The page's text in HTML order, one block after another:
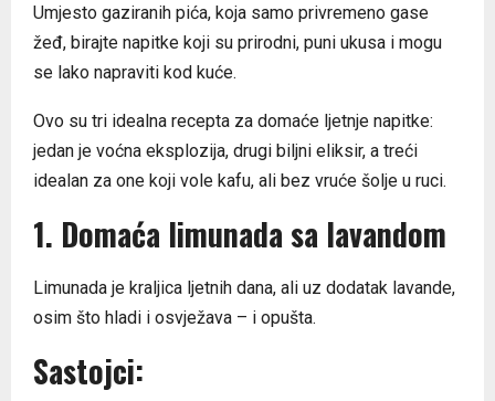
Umjesto gaziranih pića, koja samo privremeno gase
žeđ, birajte napitke koji su prirodni, puni ukusa i mogu
se lako napraviti kod kuće.
Ovo su tri idealna recepta za domaće ljetnje napitke:
jedan je voćna eksplozija, drugi biljni eliksir, a treći
idealan za one koji vole kafu, ali bez vruće šolje u ruci.
1. Domaća limunada sa lavandom
Limunada je kraljica ljetnih dana, ali uz dodatak lavande,
osim što hladi i osvježava – i opušta.
Sastojci: